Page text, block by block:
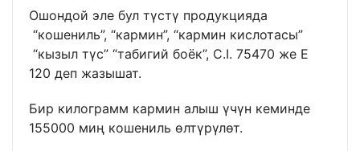
Ошондой эле бул түстү продукцияда
“кошениль”, “кармин”, “кармин кислотасы”
“кызыл түс” “табигий боёк”, C.I. 75470 же Е
120 деп жазышат.
Бир килограмм кармин алыш үчүн кеминде
155000 миң кошениль өлтүрүлөт.